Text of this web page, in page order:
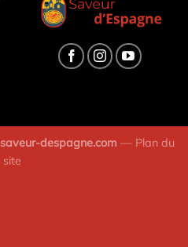
saveur-despagne.com — Plan du
site